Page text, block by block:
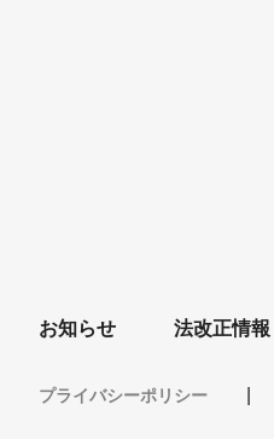
お知らせ 法改正情報
プライバシーポリシー